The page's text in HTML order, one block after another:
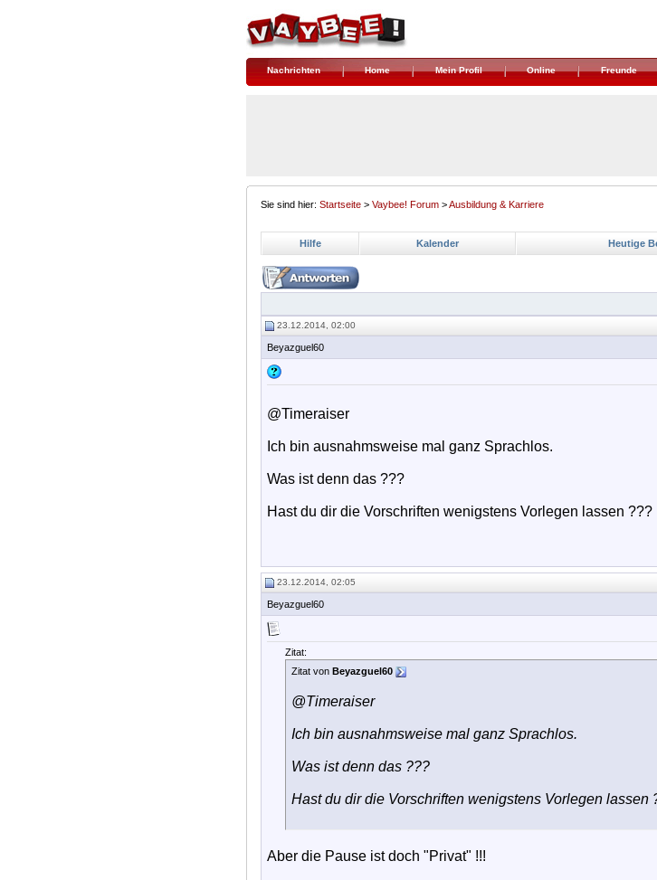
Nachrichten Home Mein Profil Online Freunde
Sie sind hier: Startseite > Vaybee! Forum >Ausbildung & Karriere
Hilfe Kalender Heutige
23.12.2014, 02:00
Beyazguel60
@Timeraiser
Ich bin ausnahmsweise mal ganz Sprachlos.
Was ist denn das ???
Hast du dir die Vorschriften wenigstens Vorlegen lassen ???
23.12.2014, 02:05
Beyazguel60
Zitat:
Zitat von Beyazguel60
@Timeraiser
Ich bin ausnahmsweise mal ganz Sprachlos.
Was ist denn das ???
Hast du dir die Vorschriften wenigstens Vorlegen lassen
Aber die Pause ist doch "Privat" !!!